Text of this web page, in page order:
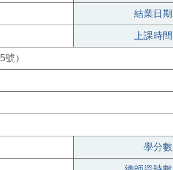
結業日期
上課時間
）
學分數